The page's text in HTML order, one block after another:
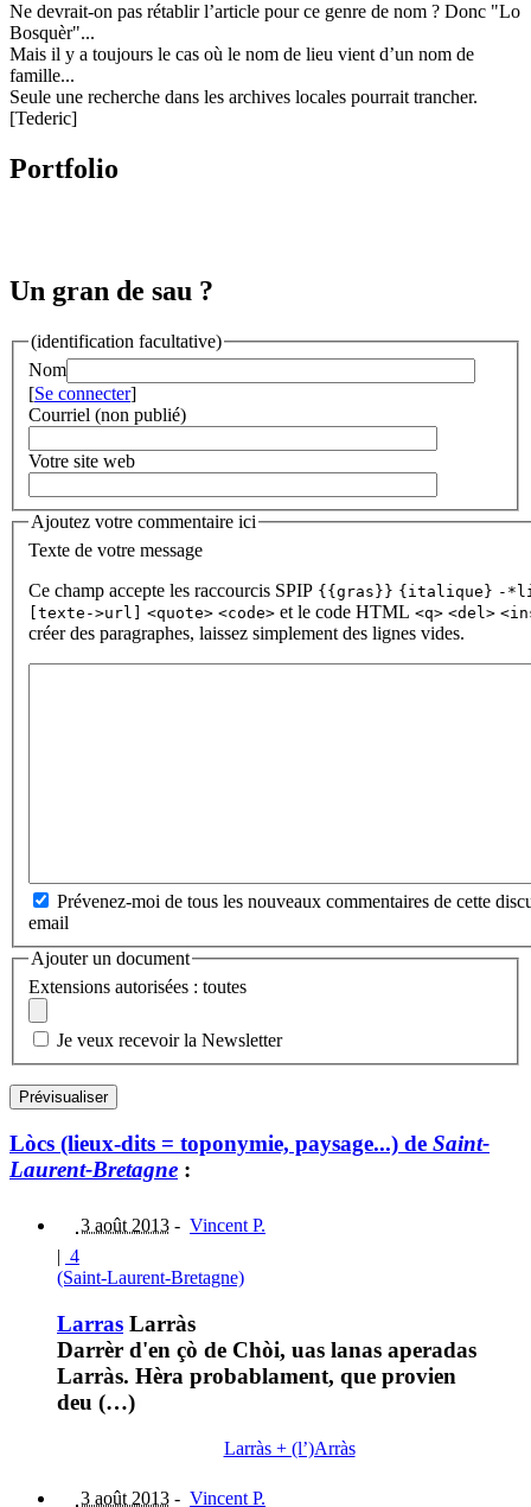
Ne devrait-on pas rétablir l’article pour ce genre de nom ? Donc "Lo
Bosquèr"...
Mais il y a toujours le cas où le nom de lieu vient d’un nom de
famille...
Seule une recherche dans les archives locales pourrait trancher.
[Tederic]
Portfolio
Un gran de sau ?
(identification facultative)
Nom
[Se connecter]
Courriel (non publié)
Votre site web
Ajoutez votre commentaire ici
Texte de votre message
Ce champ accepte les raccourcis SPIP {{gras}} {italique} -
[texte->url]
<quote> <code> et le code HTML <q> <del>
créer des paragraphes, laissez simplement des lignes vides.
Prévenez-moi de tous les nouveaux commentaires de cette
email
Ajouter un document
Extensions autorisées : toutes
Je veux recevoir la Newsletter
Lòcs (lieux-dits = toponymie, paysage...) de Saint-
Laurent-Bretagne :
3 août 2013 - Vincent P.
| 4
(Saint-Laurent-Bretagne)
Larras Larràs
Darrèr d'en çò de Chòi, uas lanas aperadas
Larràs. Hèra probablament, que provien
deu (…)
Larràs + (l’)Arràs
3 août 2013 - Vincent P.